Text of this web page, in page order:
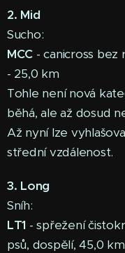
2. Mid
Sucho:
MCC - canicross bez
- 25,0 km
Tohle není nová
běhá, ale až dosud
Až nyní lze
střední vzdálenost.
3. Long
Sníh:
LT1 - spřežení
psů, dospělí, 45,0